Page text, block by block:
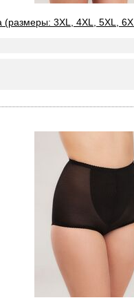
3XL, 4XL, 5XL,